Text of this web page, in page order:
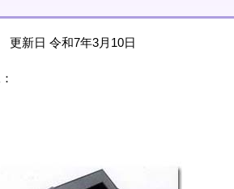
更新日 令和7年3月10日